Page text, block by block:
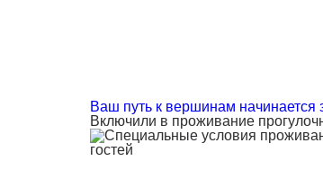
Ваш путь к вершинам начинается
Включили в проживание